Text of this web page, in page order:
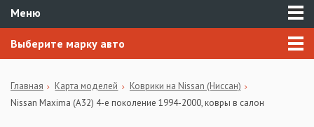
Меню
Выберите марку авто
Главная Карта моделей
Коврики на Nissan (Ниссан)
Nissan Maxima (A32) 4-е поколение 1994-2000, ковры в салон